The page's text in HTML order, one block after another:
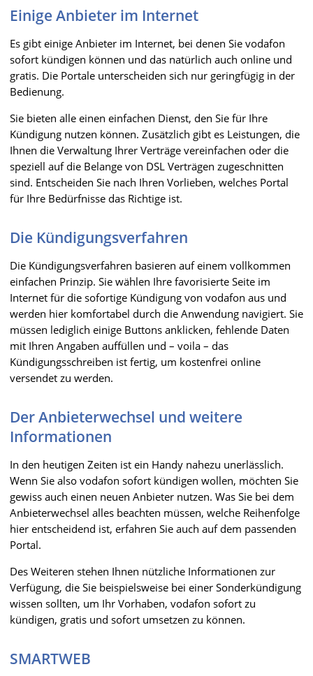
Einige Anbieter im Internet
Es gibt einige Anbieter im Internet, bei denen Sie vodafon
sofort kündigen können und das natürlich auch online und
gratis. Die Portale unterscheiden sich nur geringfügig in der
Bedienung.
Sie bieten alle einen einfachen Dienst, den Sie für Ihre
Kündigung nutzen können. Zusätzlich gibt es Leistungen, die
Ihnen die Verwaltung Ihrer Verträge vereinfachen oder die
speziell auf die Belange von DSL Verträgen zugeschnitten
sind. Entscheiden Sie nach Ihren Vorlieben, welches Portal
für Ihre Bedürfnisse das Richtige ist.
Die Kündigungsverfahren
Die Kündigungsverfahren basieren auf einem vollkommen
einfachen Prinzip. Sie wählen Ihre favorisierte Seite im
Internet für die sofortige Kündigung von vodafon aus und
werden hier komfortabel durch die Anwendung navigiert. Sie
müssen lediglich einige Buttons anklicken, fehlende Daten
mit Ihren Angaben auffüllen und – voila – das
Kündigungsschreiben ist fertig, um kostenfrei online
versendet zu werden.
Der Anbieterwechsel und weitere
Informationen
In den heutigen Zeiten ist ein Handy nahezu unerlässlich.
Wenn Sie also vodafon sofort kündigen wollen, möchten Sie
gewiss auch einen neuen Anbieter nutzen. Was Sie bei dem
Anbieterwechsel alles beachten müssen, welche Reihenfolge
hier entscheidend ist, erfahren Sie auch auf dem passenden
Portal.
Des Weiteren stehen Ihnen nützliche Informationen zur
Verfügung, die Sie beispielsweise bei einer Sonderkündigung
wissen sollten, um Ihr Vorhaben, vodafon sofort zu
kündigen, gratis und sofort umsetzen zu können.
SMARTWEB